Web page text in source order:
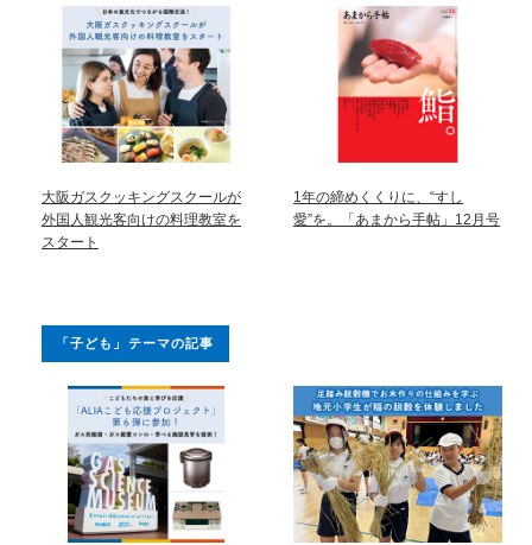
大阪ガスクッキングスクールが
外国人観光客向けの料理教室を
スタート
1年の締めくくりに、“すし
愛”を。「あまから手帖」12月号
「子ども」テーマの記事